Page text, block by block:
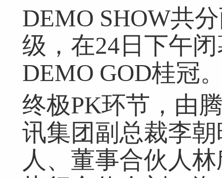
DEMO SHOW共
级，在24日下午
DEMO GOD桂冠
终极PK环节，由
讯集团副总裁李
人、董事合伙人